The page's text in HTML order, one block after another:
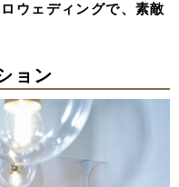
ウェディングで、素敵
ョン